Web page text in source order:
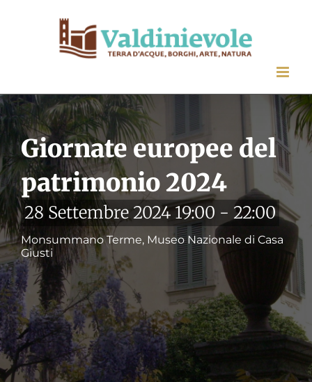
Giornate europee del
patrimonio 2024
28 Settembre 2024 19:00 - 22:00
Monsummano Terme, Museo Nazionale di Casa
Giusti